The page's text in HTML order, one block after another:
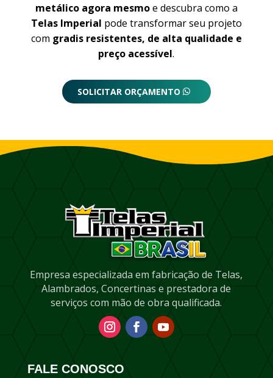
metálico agora mesmoe descubra como a
Telas Imperial pode transformar seu projeto
com gradis resistentes, de alta qualidade e
preço acessível.
SOLICITAR ORÇAMENTO
Empresa especializada em fabricação de Telas,
Alambrados, Concertinas e prestadora de
serviços com mão de obra qualificada.
FALE CONOSCO